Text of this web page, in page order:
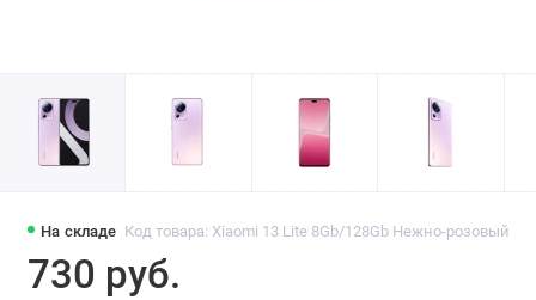
На складе Код товара: Xiaomi 13 Lite 8Gb/128Gb Нежно-розовый
730 руб.